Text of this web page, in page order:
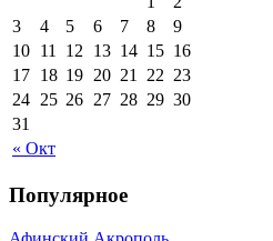
« Окт
3
4 5 6 7 8
9
10 11 12 13 14 15 16
17 18 19 20 21 22 23
24 25 26 27 28 29 30
31
Популярное